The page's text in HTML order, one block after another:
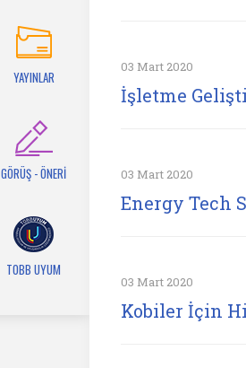
YAYINLAR
GÖRÜŞ - ÖNERİ
TOBB UYUM
03 Mart 2020
İşletme
03 Mart 2020
Energy Tech
03 Mart 2020
Kobiler İçin